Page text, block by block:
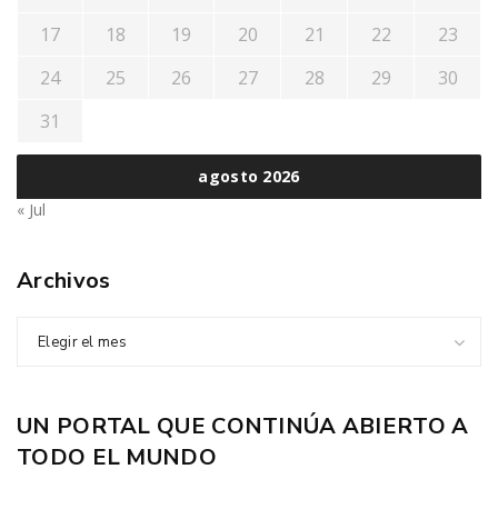
agosto 2026
17
18 19 20 21 22
23
24
25 26 27 28 29
30
31
« Jul
Archivos
Elegir el mes
UN PORTAL QUE CONTINÚA ABIERTO A
TODO EL MUNDO